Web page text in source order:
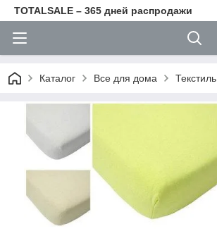
TOTALSALE – 365 дней распродажи
Каталог Все для дома Текстиль